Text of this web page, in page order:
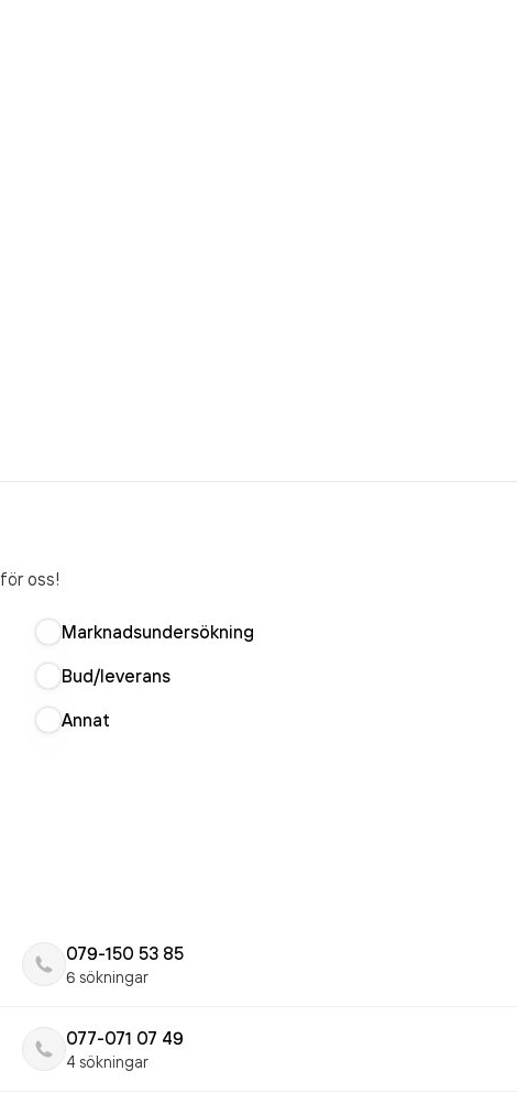
oss!
Marknadsundersökning
Bud/leverans
Annat
079-150 53 85
6 sökningar
077-071 07 49
4 sökningar